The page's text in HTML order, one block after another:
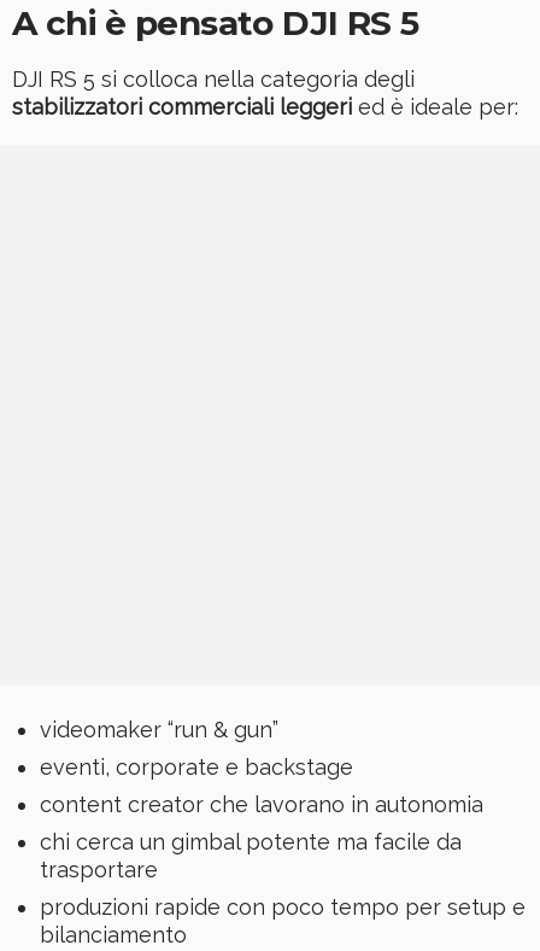
A chi è pensato DJI RS 5
DJI RS 5 si colloca nella categoria degli
stabilizzatori commerciali leggeri ed è ideale per:
videomaker “run & gun”
eventi, corporate e backstage
content creator che lavorano in autonomia
chi cerca un gimbal potente ma facile da
trasportare
produzioni rapide con poco tempo per setup e
bilanciamento